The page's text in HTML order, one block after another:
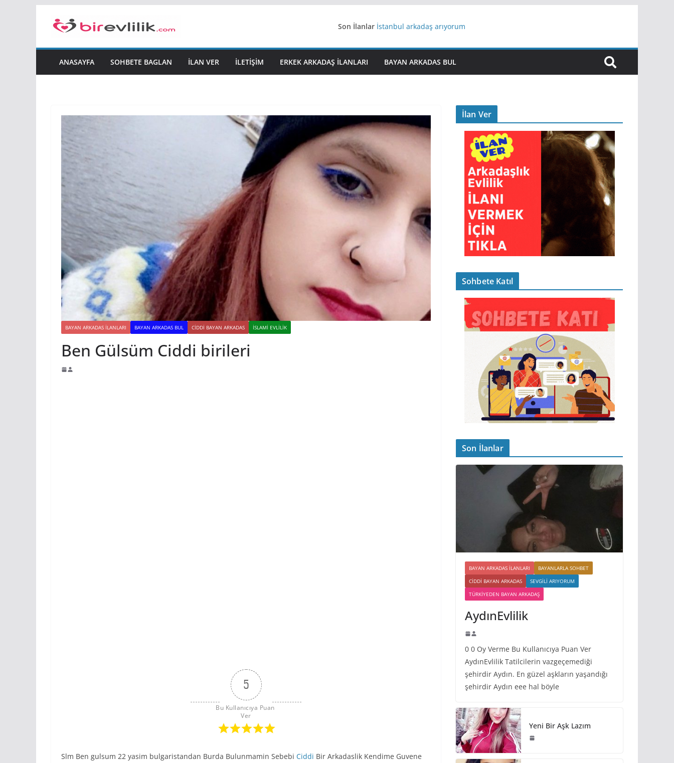
Son İlanlar İstanbul arkadaş arıyorum
Yeni Bir Aşk Lazım
iş arayanlara iş
ANASAYFA SOHBETE BAGLAN İLAN VER İLETIŞIM ERKEK ARKADAŞ ILANLARI BAYAN ARKADAS BUL
BAYAN ARKADAS ILANLARI BAYAN ARKADAS BUL CIDDI BAYAN ARKADAS İSLAMI EVLILIK
Ben Gülsüm Ciddi birileri
5
Bu Kullanıcıya Puan
Ver
Slm Ben gulsum 22 yasim bulgaristandan Burda Bulunmamin Sebebi Ciddi Bir Arkadaslik Kendime Guvene
İlan Ver
Sohbete Katıl
Son İlanlar
BAYAN ARKADAS ILANLARI
BAYANLARLA SOHBET
CIDDI BAYAN ARKADAS
SEVGILI ARIYORUM
TÜRKIYEDEN BAYAN ARKADAŞ
AydınEvlilik
0 0 Oy Verme Bu Kullanıcıya Puan Ver
AydınEvlilik Tatilcilerin vazgeçemediği
şehirdir Aydın. En güzel aşkların yaşandığı
şehirdir Aydın eee hal böyle
Yeni Bir Aşk Lazım